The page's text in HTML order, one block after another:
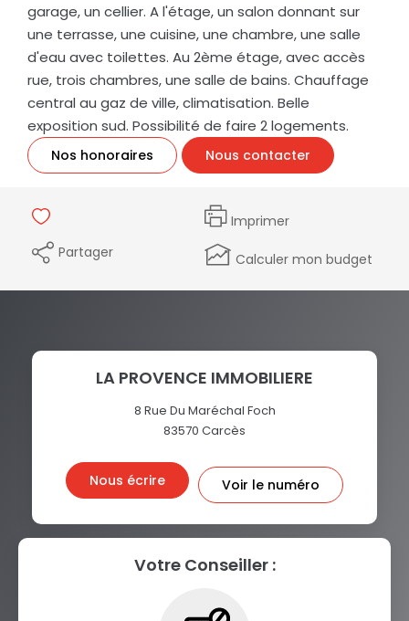
garage, un cellier. A l'étage, un salon donnant sur
une terrasse, une cuisine, une chambre, une salle
d'eau avec toilettes. Au 2ème étage, avec accès
rue, trois chambres, une salle de bains. Chauffage
central au gaz de ville, climatisation. Belle
exposition sud. Possibilité de faire 2 logements.
Nos honoraires Nous contacter
Imprimer
Partager
Calculer mon budget
LA PROVENCE IMMOBILIERE
8 Rue Du Maréchal Foch
83570 Carcès
Nous écrire Voir le numéro
Votre Conseiller :